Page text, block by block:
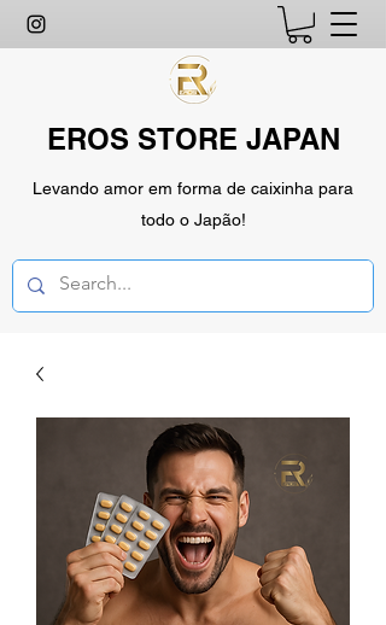
EROS STORE JAPAN
Levando amor em forma de caixinha para
todo o Japão!